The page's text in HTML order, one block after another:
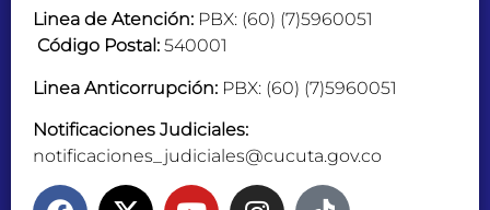
Linea de Atención: PBX: (60) (7)5960051
Código Postal: 540001
Linea Anticorrupción: PBX: (60) (7)5960051
Notificaciones Judiciales:
notificaciones_judiciales@cucuta.gov.co